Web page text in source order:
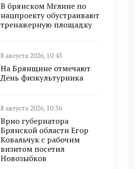
В брянском Мглине по
нацпроекту обустраивают
тренажерную площадку
8 августа 2026, 10:43
На Брянщине отмечают
День физкультурника
8 августа 2026, 10:36
Врио губернатора
Брянской области Егор
Ковальчук с рабочим
визитом посетил
Новозыбков